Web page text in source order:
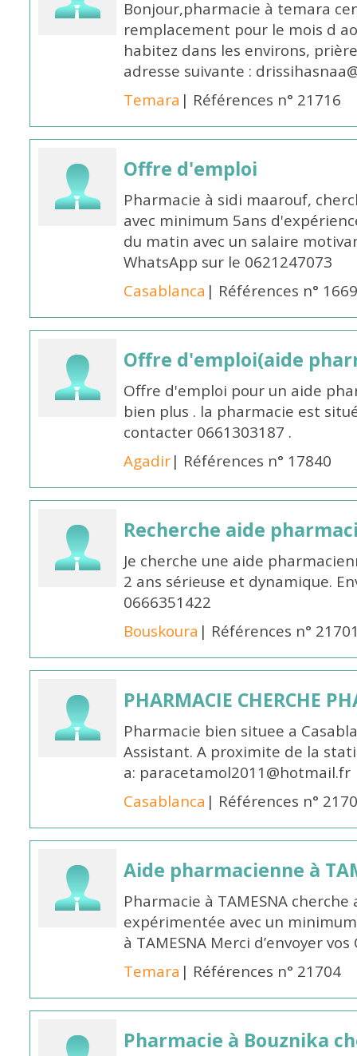
Bonjour,pharmacie à temara
remplacement pour le mois d
habitez dans les environs,
adresse suivante :
Temara | Références n° 21716
Offre d'emploi
Pharmacie à sidi maarouf,
avec minimum 5ans
du matin avec un salaire
WhatsApp sur le 0621247073
Casablanca | Références n°
Offre d'emploi(aide
Offre d'emploi pour un aide
bien plus . la pharmacie est
contacter 0661303187 .
Agadir| Références n° 17840
Recherche aide
Je cherche une aide
2 ans sérieuse et dynamique.
0666351422
Bouskoura | Références n°
PHARMACIE CHERCHE
Pharmacie bien situee a
Assistant. A proximite de la
a: paracetamol2011@hotmail.fr
Casablanca | Références n°
Aide pharmacienne à
Pharmacie à TAMESNA
expérimentée avec un
à TAMESNA Merci d’envoyer
Temara | Références n° 21704
Pharmacie à Bouznika